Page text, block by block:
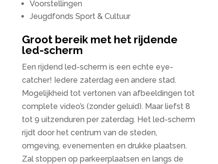
Voorstellingen
Jeugdfonds Sport & Cultuur
Groot bereik met het rijdende
led-scherm
Een rijdend led-scherm is een echte eye-
catcher! Iedere zaterdag een andere stad.
Mogelijkheid tot vertonen van afbeeldingen tot
complete video’s (zonder geluid). Maar liefst 8
tot 9 uitzenduren per zaterdag. Het led-scherm
rijdt door het centrum van de steden,
omgeving, evenementen en drukke plaatsen.
Zal stoppen op parkeerplaatsen en langs de